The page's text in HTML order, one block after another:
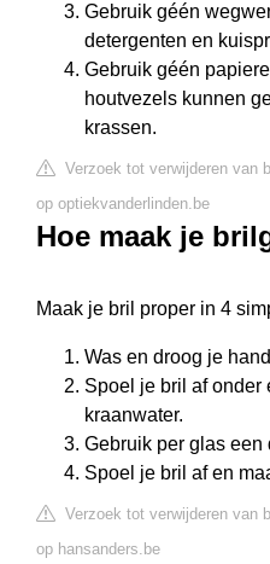
Gebruik géén
detergenten en
Gebruik géén
houtvezels kunnen
krassen.
Verzoek tot verwijderen van
op optiekvanderlinden.be
Hoe maak je
Maak je bril proper in 4
Was en droog je
Spoel je bril af onder
kraanwater.
Gebruik per glas een
Spoel je bril af en
Verzoek tot verwijderen van
op hansanders.be